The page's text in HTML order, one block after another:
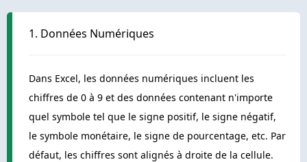
1. Données Numériques
Dans Excel, les données numériques incluent les
chiffres de 0 à 9 et des données contenant n'importe
quel symbole tel que le signe positif, le signe négatif,
le symbole monétaire, le signe de pourcentage, etc. Par
défaut, les chiffres sont alignés à droite de la cellule.